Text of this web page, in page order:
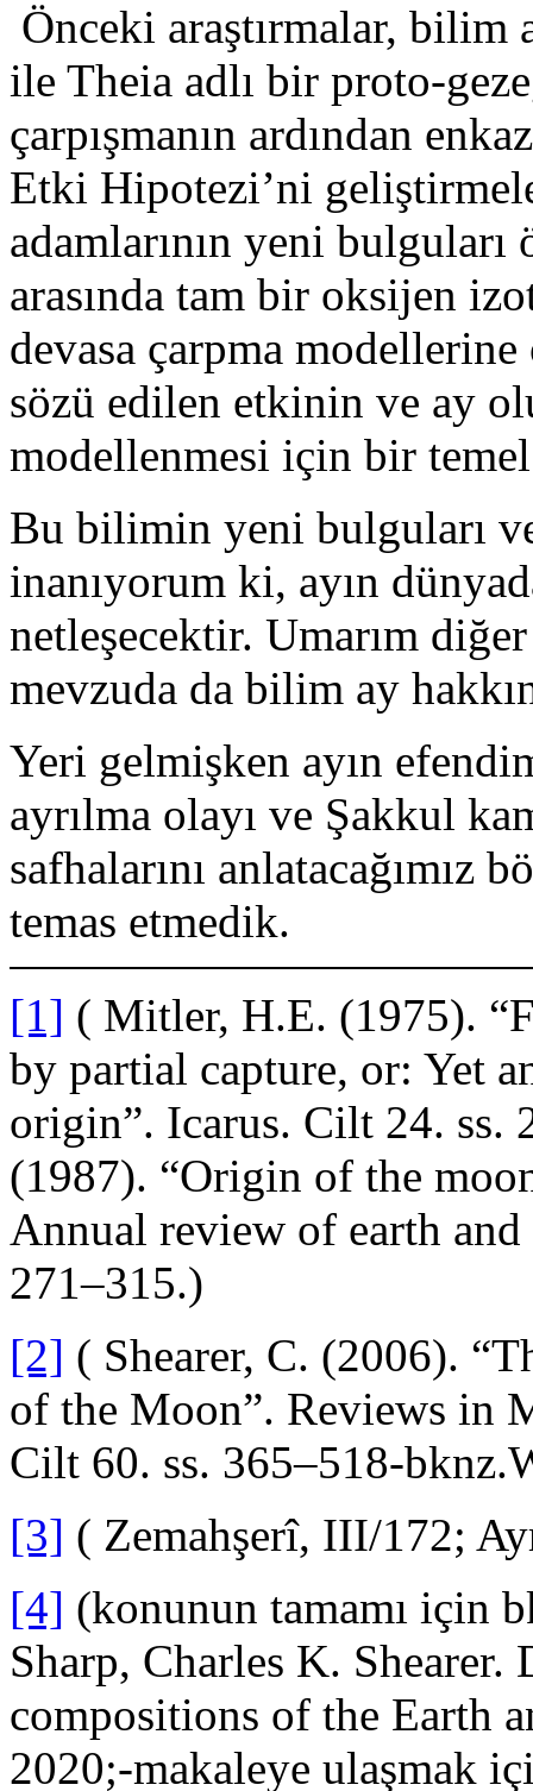
Önceki araştırmalar, bilim
ile Theia adlı bir proto-
çarpışmanın ardından
Etki Hipotezi’ni
adamlarının yeni
arasında tam bir oksijen
devasa çarpma
sözü edilen etkinin ve ay
modellenmesi için bir
Bu bilimin yeni bulguları
inanıyorum ki, ayın
netleşecektir. Umarım
mevzuda da bilim ay
Yeri gelmişken ayın
ayrılma olayı ve Şakkul
safhalarını anlatacağımız
temas etmedik.
[1] ( Mitler, H.E. (1975).
by partial capture, or: Yet
origin”. Icarus. Cilt 24. ss.
(1987). “Origin of the
Annual review of earth
271–315.)
[2] ( Shearer, C. (2006).
of the Moon”. Reviews in
Cilt 60. ss. 365–518-
[3] ( Zemahşerî, III/172;
[4] (konunun tamamı için
Sharp, Charles K.
compositions of the Earth
2020;-makaleye ulaşmak